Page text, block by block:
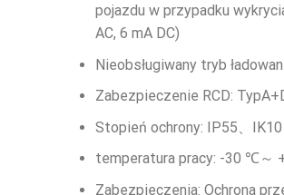
pojazdu w przypadku
AC, 6 mA DC)
Nieobsługiwany tryb
Zabezpieczenie RCD:
Stopień ochrony: IP55、IK10
temperatura pracy: -30 ℃～
Zabezpieczenia: Ochrona